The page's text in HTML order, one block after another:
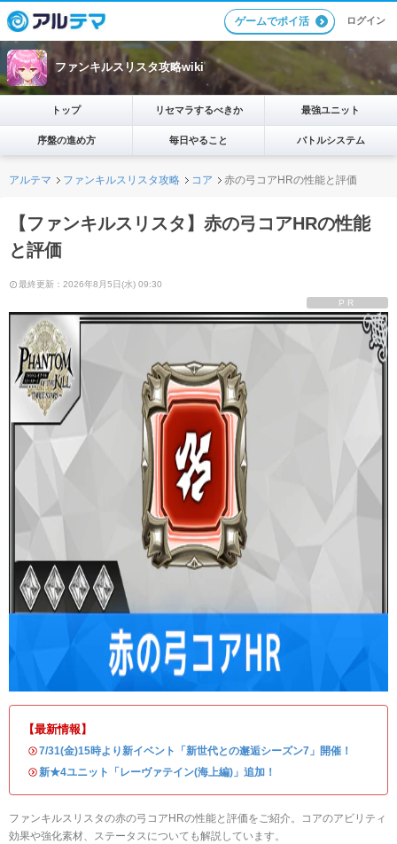
ゲームでポイ活 ログイン
ファンキルスリスタ攻略wiki
トップ リセマラするべきか 最強ユニット
序盤の進め方 毎日やること バトルシステム
アルテマ ファンキルスリスタ攻略 コア 赤の弓コアHRの性能と評価
【ファンキルスリスタ】赤の弓コアHRの性能
と評価
最終更新：2026年8月5日(水) 09:30
PR
【最新情報】
・7/31(金)15時より新イベント「新世代との邂逅シーズン7」開催！
・新★4ユニット「レーヴァテイン(海上編)」追加！
ファンキルスリスタの赤の弓コアHRの性能と評価をご紹介。コアのアビリティ
効果や強化素材、ステータスについても解説しています。